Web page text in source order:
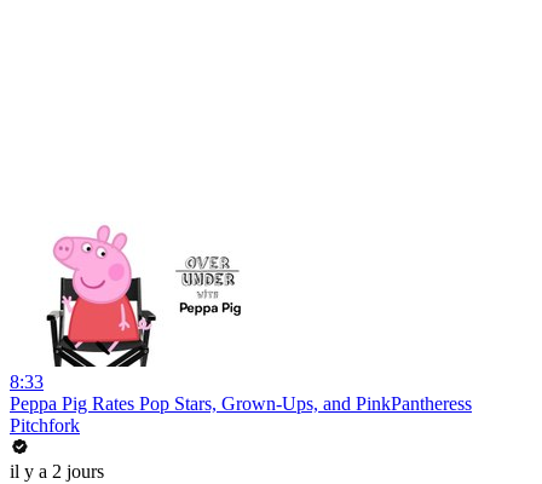
8:33
Peppa Pig Rates Pop Stars, Grown-Ups, and PinkPantheress
Pitchfork
il y a 2 jours